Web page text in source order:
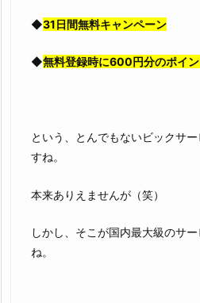
◆31日間無料キャンペーン
◆無料登録時に600円分のポイ
という、とんでもないビックサ
すね。
本来ありえませんが（笑）
しかし、そこが国内最大級のサ
ね。